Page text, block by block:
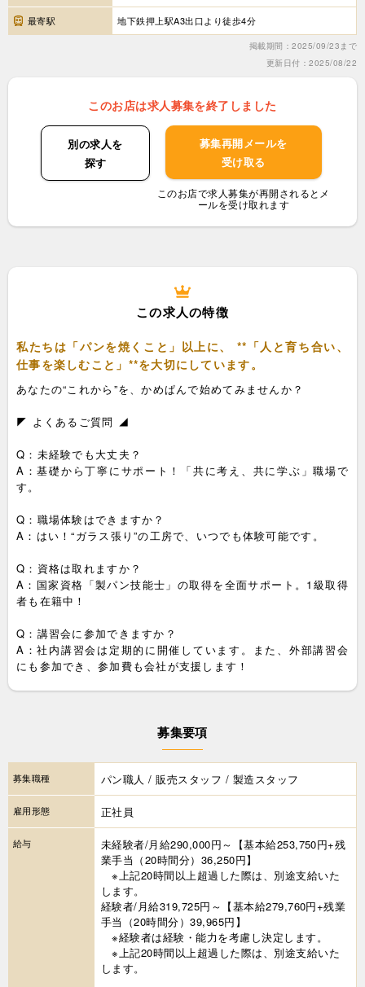
最寄駅 地下鉄押上駅A3出口より徒歩4分
掲載期間：2025/09/23まで
更新日付：2025/08/22
このお店は求人募集を終了しました
別の求人を
探す
募集再開メールを
受け取る
このお店で求人募集が再開されるとメ
ールを受け取れます
この求人の特徴
私たちは「パンを焼くこと」以上に、 **「人と育ち合い、
仕事を楽しむこと」**を大切にしています。
あなたの“これから”を、かめぱんで始めてみませんか？
◤ よくあるご質問 ◢
Q：未経験でも大丈夫？
A：基礎から丁寧にサポート！「共に考え、共に学ぶ」職場で
す。
Q：職場体験はできますか？
A：はい！“ガラス張り”の工房で、いつでも体験可能です。
Q：資格は取れますか？
A：国家資格「製パン技能士」の取得を全面サポート。1級取得
者も在籍中！
Q：講習会に参加できますか？
A：社内講習会は定期的に開催しています。また、外部講習会
にも参加でき、参加費も会社が支援します！
募集要項
募集職種 パン職人 / 販売スタッフ / 製造スタッフ
雇用形態 正社員
給与
未経験者/月給290,000円～【基本給253,750円+残
業手当（20時間分）36,250円】
※上記20時間以上超過した際は、別途支給いた
します。
経験者/月給319,725円～【基本給279,760円+残業
手当（20時間分）39,965円】
※経験者は経験・能力を考慮し決定します。
※上記20時間以上超過した際は、別途支給いた
します。